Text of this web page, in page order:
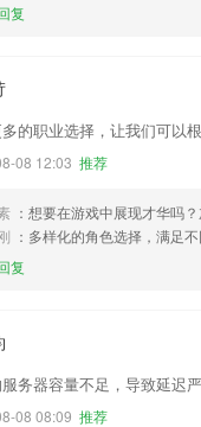
复
的职业选择，让我们可以
08 12:03 推荐
：想要在游戏中展现才华吗
：多样化的角色选择，满足
复
务器容量不足，导致延迟
08 08:09 推荐